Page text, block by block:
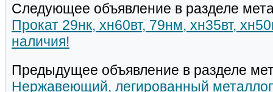
Следующее объявление в разделе
Прокат 29нк, хн60вт, 79нм, хн35вт,
наличия!
Предыдущее объявление в разделе
Нержавеющий, легированный